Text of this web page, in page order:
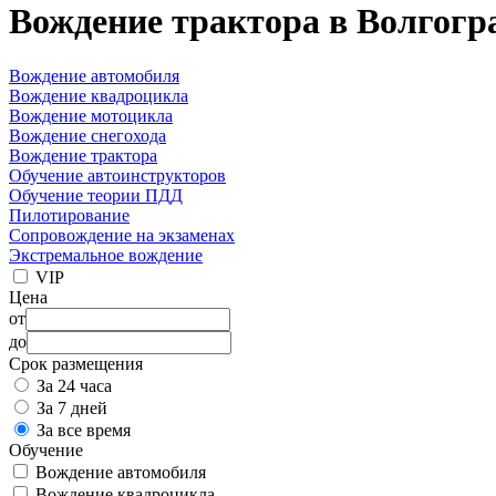
Вождение трактора в
Вождение автомобиля
Вождение квадроцикла
Вождение мотоцикла
Вождение снегохода
Вождение трактора
Обучение автоинструкторов
Обучение теории ПДД
Пилотирование
Сопровождение на экзаменах
Экстремальное вождение
VIP
Цена
от
до
Срок размещения
За 24 часа
За 7 дней
За все время
Обучение
Вождение автомобиля